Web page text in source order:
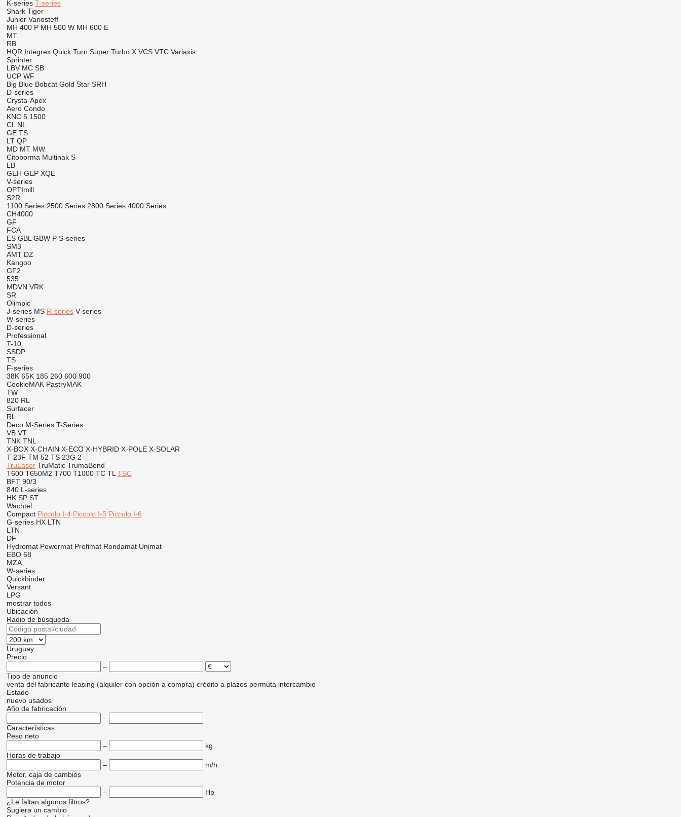
K-series T-series
Shark Tiger
Junior Variosteff
MH 400 P MH 500 W MH 600 E
MT
RB
HQR Integrex Quick Turn Super Turbo X VCS VTC Variaxis
Sprinter
LBV MC SB
UCP WF
Big Blue Bobcat Gold Star SRH
D-series
Crysta-Apex
Aero Condo
KNC 5 1500
CL NL
GE TS
LT QP
MD MT MW
Citoborma Multinak S
LB
GEH GEP XQE
V-series
OPTImill
S2R
1100 Series 2500 Series 2800 Series 4000 Series
CH4000
GF
FCA
ES GBL GBW P S-series
SM3
AMT DZ
Kangoo
GF2
535
MDVN VRK
SR
Olimpic
J-series MS R-series V-series
W-series
D-series
Professional
T-10
SSDP
TS
F-series
38K 65K 185 260 600 900
CookieMAK PastryMAK
TW
820 RL
Surfacer
RL
Deco M-Series T-Series
VB VT
TNK TNL
X-BOX X-CHAIN X-ECO X-HYBRID X-POLE X-SOLAR
T 23F TM 52 TS 23G 2
TruLaser TruMatic TrumaBend
T600 T650M2 T700 T1000 TC TL TSC
BFT 90/3
840 L-series
HK SP ST
Wachtel
Compact Piccolo I-4 Piccolo I-5 Piccolo I-6
G-series HX LTN
LTN
DF
Hydromat Powermat Profimat Rondamat Unimat
EBO 68
MZA
W-series
Quickbinder
Versant
LPG
mostrar todos
Ubicación
Radio de búsqueda
Uruguay
Precio
–
Tipo de anuncio
venta del fabricante leasing (alquiler con opción a compra) crédito a plazos permuta intercambio
Estado
nuevo usados
Año de fabricación
–
Características
Peso neto
–
kg
Horas de trabajo
–
m/h
Motor, caja de cambios
Potencia de motor
–
Hp
¿Le faltan algunos filtros?
Sugiera un cambio